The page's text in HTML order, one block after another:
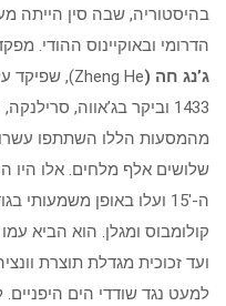
בהיסטוריה, שבה סין הייתה
הדרומי ובאוקיינוס ההודי.
ג’נג חה (
1433 וביקר בג’אווה,
מהמסעות הללו השתתפו
שלושים אלף מלחים. אלו היו
ה-15′ ועלו באופן
קולומבוס ומגלן. הוא הביא
ועד זכוכית מגדלת תוצרת
למעט נגד שודדי הים